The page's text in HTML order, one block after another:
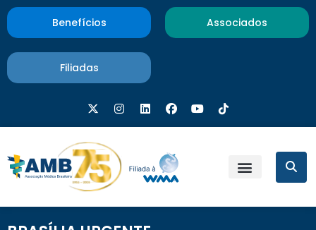
Benefícios Associados
Filiadas